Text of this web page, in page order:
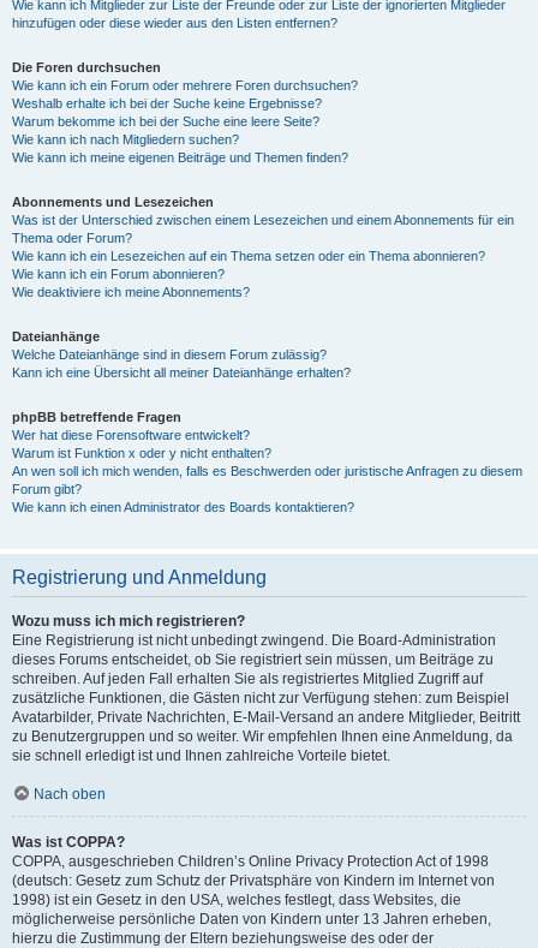
Wie kann ich Mitglieder zur Liste der Freunde oder zur Liste der ignorierten Mitglieder
hinzufügen oder diese wieder aus den Listen entfernen?
Die Foren durchsuchen
Wie kann ich ein Forum oder mehrere Foren durchsuchen?
Weshalb erhalte ich bei der Suche keine Ergebnisse?
Warum bekomme ich bei der Suche eine leere Seite?
Wie kann ich nach Mitgliedern suchen?
Wie kann ich meine eigenen Beiträge und Themen finden?
Abonnements und Lesezeichen
Was ist der Unterschied zwischen einem Lesezeichen und einem Abonnements für ein
Thema oder Forum?
Wie kann ich ein Lesezeichen auf ein Thema setzen oder ein Thema abonnieren?
Wie kann ich ein Forum abonnieren?
Wie deaktiviere ich meine Abonnements?
Dateianhänge
Welche Dateianhänge sind in diesem Forum zulässig?
Kann ich eine Übersicht all meiner Dateianhänge erhalten?
phpBB betreffende Fragen
Wer hat diese Forensoftware entwickelt?
Warum ist Funktion x oder y nicht enthalten?
An wen soll ich mich wenden, falls es Beschwerden oder juristische Anfragen zu diesem
Forum gibt?
Wie kann ich einen Administrator des Boards kontaktieren?
Registrierung und Anmeldung
Wozu muss ich mich registrieren?
Eine Registrierung ist nicht unbedingt zwingend. Die Board-Administration
dieses Forums entscheidet, ob Sie registriert sein müssen, um Beiträge zu
schreiben. Auf jeden Fall erhalten Sie als registriertes Mitglied Zugriff auf
zusätzliche Funktionen, die Gästen nicht zur Verfügung stehen: zum Beispiel
Avatarbilder, Private Nachrichten, E-Mail-Versand an andere Mitglieder, Beitritt
zu Benutzergruppen und so weiter. Wir empfehlen Ihnen eine Anmeldung, da
sie schnell erledigt ist und Ihnen zahlreiche Vorteile bietet.
Nach oben
Was ist COPPA?
COPPA, ausgeschrieben Children’s Online Privacy Protection Act of 1998
(deutsch: Gesetz zum Schutz der Privatsphäre von Kindern im Internet von
1998) ist ein Gesetz in den USA, welches festlegt, dass Websites, die
möglicherweise persönliche Daten von Kindern unter 13 Jahren erheben,
hierzu die Zustimmung der Eltern beziehungsweise des oder der